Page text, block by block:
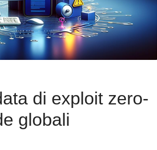
di exploit zero-
globali